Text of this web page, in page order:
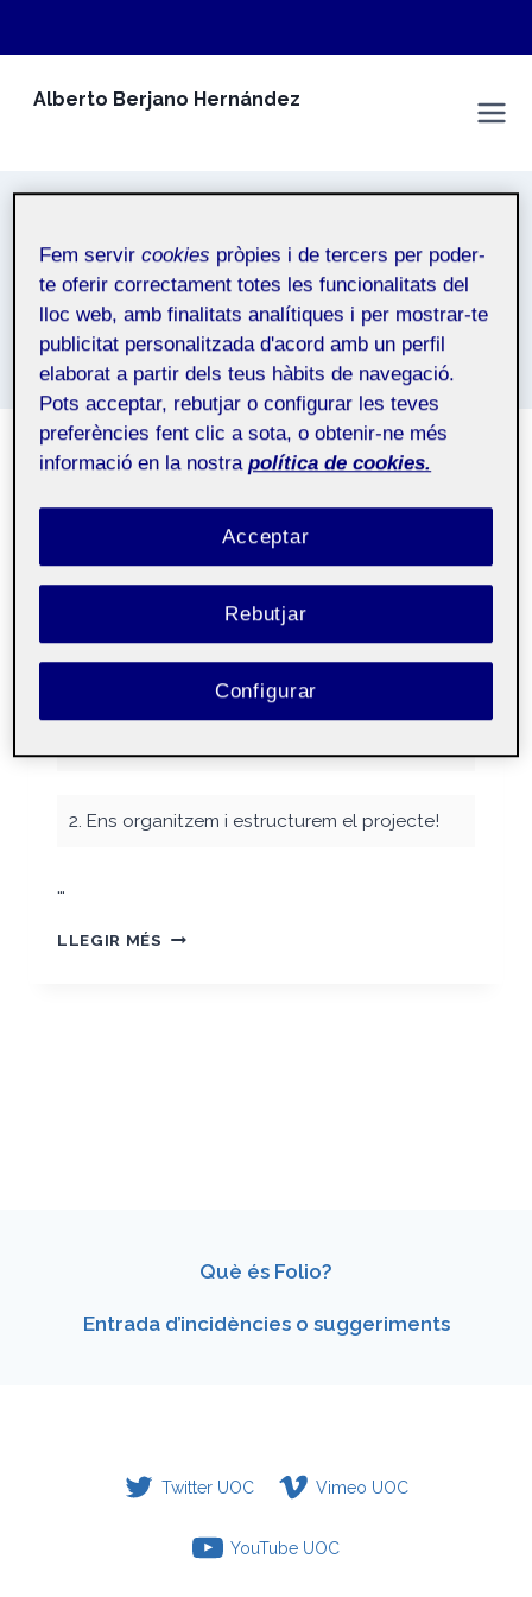
Alberto Berjano Hernández
Inici 20221
20221
PRESENTACIÓ
PerAlberto Berjano Hernández
competències TIC
2. Ens organitzem i estructurem el projecte!
…
LLEGIR MÉS PRESENTACIÓ
Què és Folio?
Entrada d’incidències o suggeriments
Twitter UOC Vimeo UOC
YouTube UOC
Fem servircookies pròpies i de tercers per poder-
te oferir correctament totes les funcionalitats del
lloc web, amb finalitats analítiques i per mostrar-te
publicitat personalitzada d'acord amb un perfil
elaborat a partir dels teus hàbits de navegació.
Pots acceptar, rebutjar o configurar les teves
preferències fent clic a sota, o obtenir-ne més
informació en la nostra política de cookies.
Rebutjar
Acceptar
Configurar